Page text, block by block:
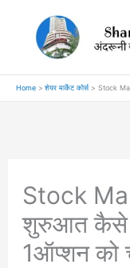
Home शेयर मार्केट कोर्स Stock
Stock
शुरुआत कैसे
1ऑप्शन को